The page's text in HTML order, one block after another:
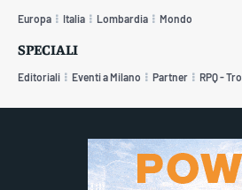
Europa Italia Lombardia Mondo
SPECIALI
Editoriali Eventi a Milano Partner RPQ -